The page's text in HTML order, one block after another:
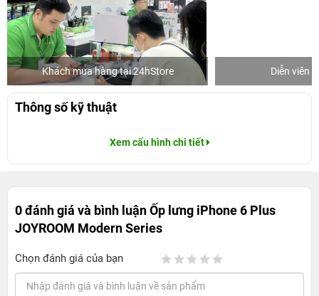
Khách mua hàng tại 24hStore Diễn viên
Thông số kỹ thuật
Xem cấu hình chi tiết
0 đánh giá và bình luậnỐp lưng iPhone 6 Plus
JOYROOM Modern Series
Chọn đánh giá của bạn